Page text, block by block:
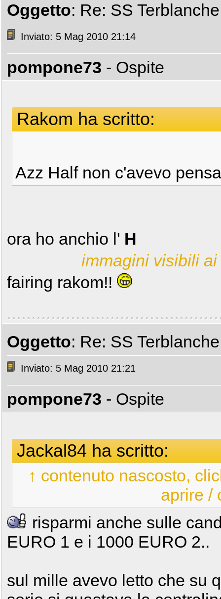
Oggetto: Re: SS
Inviato: 5 Mag 2010 21:14
pompone73 - Ospite
Rakom ha scritto:
Azz Half non c'avevo
ora ho anchio l' H
immagini visibili
fairing rakom!!
Oggetto: Re: SS
Inviato: 5 Mag 2010 21:21
pompone73 - Ospite
Jackal84 ha scritto:
↑ contenuto nascosto,
aprire /
risparmi anche sulle
EURO 1 e i 1000 EURO 2..
sul mille avevo letto che su